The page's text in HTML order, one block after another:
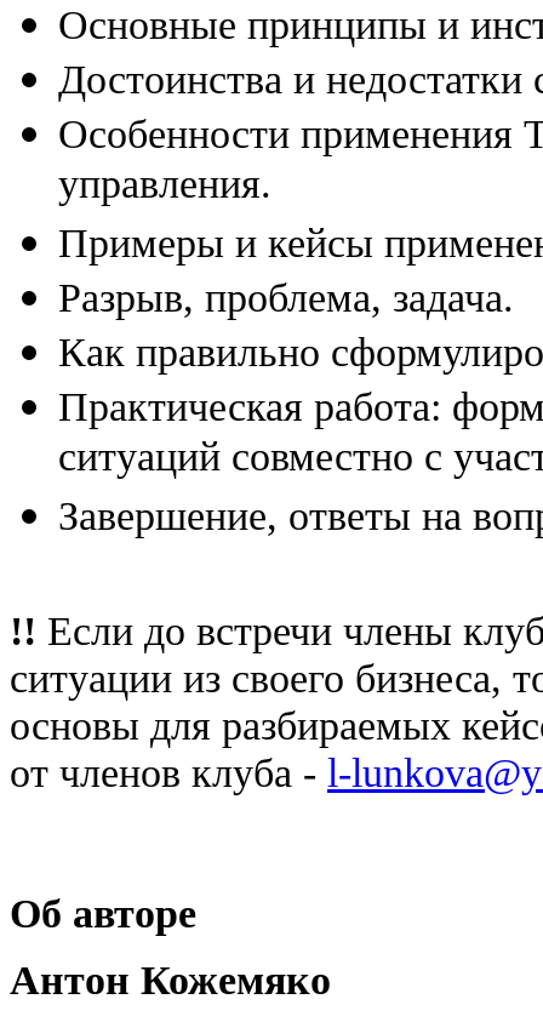
Основные принципы и
Достоинства и
Особенности применения
управления.
Примеры и кейсы
Разрыв, проблема, задача.
Как правильно
Практическая работа:
ситуаций совместно с
Завершение, ответы на
!! Если до встречи члены
ситуации из своего бизнеса,
основы для разбираемых
от членов клуба - l-
Об авторе
Антон Кожемяко